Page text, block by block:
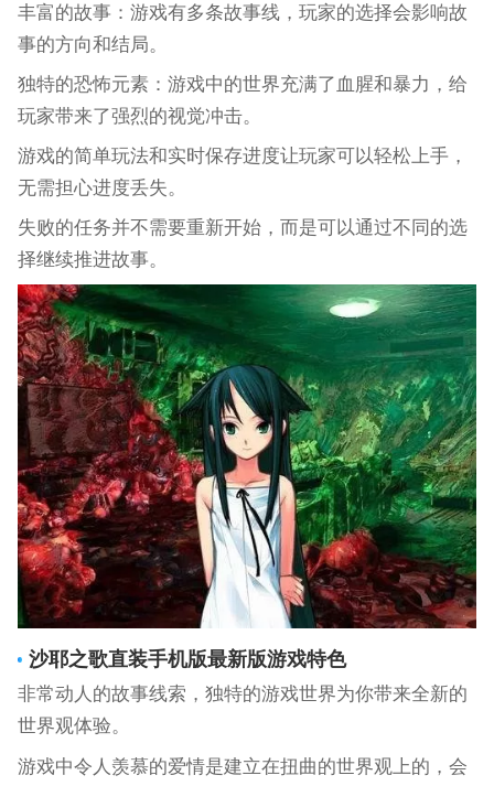
丰富的故事：游戏有多条故事线，玩家的选择会影响故
事的方向和结局。
独特的恐怖元素：游戏中的世界充满了血腥和暴力，给
玩家带来了强烈的视觉冲击。
游戏的简单玩法和实时保存进度让玩家可以轻松上手，
无需担心进度丢失。
失败的任务并不需要重新开始，而是可以通过不同的选
择继续推进故事。
沙耶之歌直装手机版最新版游戏特色
非常动人的故事线索，独特的游戏世界为你带来全新的
世界观体验。
游戏中令人羡慕的爱情是建立在扭曲的世界观上的，会